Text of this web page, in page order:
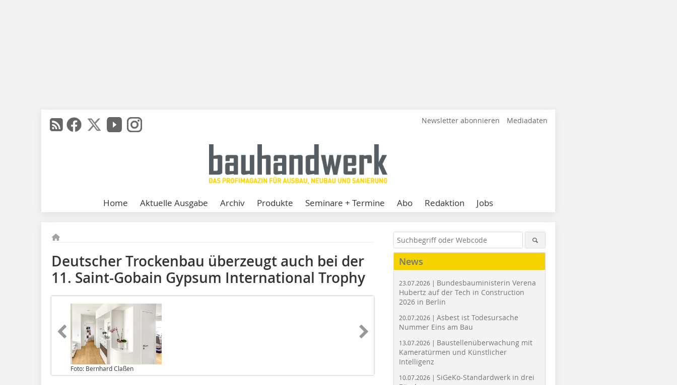
Newsletter abonnieren Mediadaten
Home Aktuelle Ausgabe Archiv Produkte Seminare + Termine Abo Redaktion Jobs
Deutscher Trockenbau überzeugt auch bei der
11. Saint-Gobain Gypsum International Trophy
Foto: Bernhard Claßen
News
23.07.2026 | Bundesbauministerin Verena
Hubertz auf der Tech in Construction
2026 in Berlin
20.07.2026 | Asbest ist Todesursache
Nummer Eins am Bau
13.07.2026 | Baustellenüberwachung mit
Kameratürmen und Künstlicher
Intelligenz
10.07.2026 | SiGeKo-Standardwerk in drei